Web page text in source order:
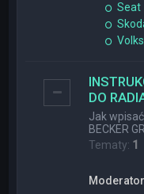
Seat
DO
Jak wpisać
BECKER
Tematy: 1